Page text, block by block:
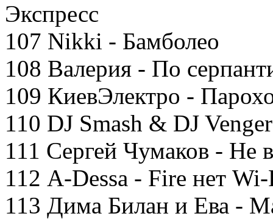
Экспресс
107 Nikki - Бамболео
108 Валерия - По
109 КиевЭлектро -
110 DJ Smash & DJ
111 Сергей Чумаков - Не
112 A-Dessa - Fire нет
113 Дима Билан и Ева -